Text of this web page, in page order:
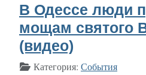
В Одессе люди
мощам святого
(видео)
Информация о материале
Категория: События